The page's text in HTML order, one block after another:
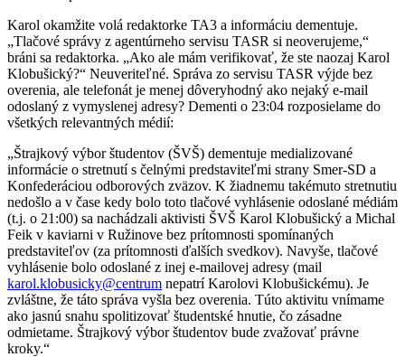
Karol okamžite volá redaktorke TA3 a informáciu dementuje.
„Tlačové správy z agentúrneho servisu TASR si neoverujeme,“
bráni sa redaktorka. „Ako ale mám verifikovať, že ste naozaj Karol
Klobušický?“ Neuveriteľné. Správa zo servisu TASR výjde bez
overenia, ale telefonát je menej dôveryhodný ako nejaký e-mail
odoslaný z vymyslenej adresy? Dementi o 23:04 rozposielame do
všetkých relevantných médií:
„Štrajkový výbor študentov (ŠVŠ) dementuje medializované
informácie o stretnutí s čelnými predstaviteľmi strany Smer-SD a
Konfederáciou odborových zväzov. K žiadnemu takémuto stretnutiu
nedošlo a v čase kedy bolo toto tlačové vyhlásenie odoslané médiám
(t.j. o 21:00) sa nachádzali aktivisti ŠVŠ Karol Klobušický a Michal
Feik v kaviarni v Ružinove bez prítomnosti spomínaných
predstaviteľov (za prítomnosti ďalších svedkov). Navyše, tlačové
vyhlásenie bolo odoslané z inej e-mailovej adresy (mail
karol.klobusicky@centrum nepatrí Karolovi Klobušickému). Je
zvláštne, že táto správa vyšla bez overenia. Túto aktivitu vnímame
ako jasnú snahu spolitizovať študentské hnutie, čo zásadne
odmietame. Štrajkový výbor študentov bude zvažovať právne
kroky.“